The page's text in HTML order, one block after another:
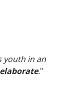
youth in an
elaborate."